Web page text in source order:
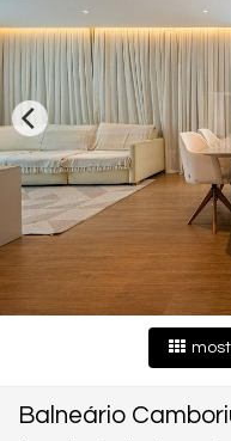
Balneário